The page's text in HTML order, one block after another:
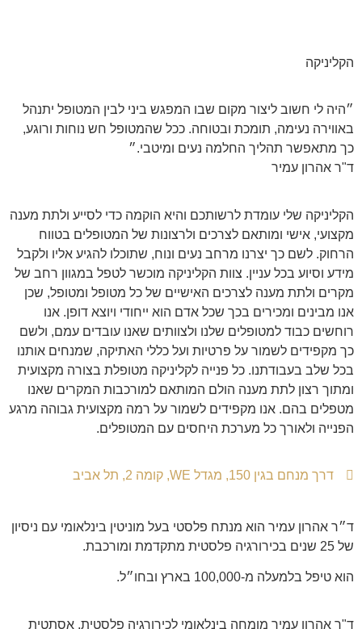
הקליניקה
״היה לי חשוב ליצור מקום שבו המפגש ביני לבין המטופל יתנהל
באווירה נעימה, תומכת ובטוחה. ככל שהמטופל חש נוחות ורוגע,
כך מתאפשר תהליך החלמה נעים ומיטבי.״
ד"ר אהרון עמיר
הקליניקה שלי עומדת לרשותכם והיא הוקמה כדי לסייע ולתת מענה
מקצועי, אישי ומותאם לצרכים ולרצונות של המטופלים בטווח
הרחוק. לשם כך יצרנו מרחב נעים ונוח, שתוכלו להגיע אליו ולקבל
מידע וסיוע בכל עניין. צוות הקליניקה מוכשר לטפל במגוון רחב של
מקרים ולתת מענה לצרכים האישיים של כל מטופל ומטופל, שכן
אנו מבינים ומכירים בכך שכל אדם הוא ייחודי ויוצא דופן. אנו
רוחשים כבוד למטופלים שלנו ולצוותים שאנו עובדים עמם, ולשם
כך מקפידים לשמור על פרטיות ועל כללי האתיקה, שמנחים אותנו
בכל שלב בעבודתנו. כל פנייה לקליניקה מטופלת בצורה מקצועית
ומתוך רצון לתת מענה הולם המותאם למורכבות המקרים שאנו
מטפלים בהם. אנו מקפידים לשמור על רמה מקצועית גבוהה מרגע
הפנייה ולאורך כל מערכת היחסים עם המטופלים.
דרך מנחם בגין 150, מגדל WE, קומה 2, תל אביב
ד״ר אהרון עמיר הוא מנתח פלסטי בעל מוניטין בינלאומי עם ניסיון
של 25 שנים בכירורגיה פלסטית מתקדמת ומורכבת.
הוא טיפל בלמעלה מ-100,000 בארץ ובחו״ל.
ד"ר אהרון עמיר מומחה בינלאומי לכירורגיה פלסטית, אסתטית